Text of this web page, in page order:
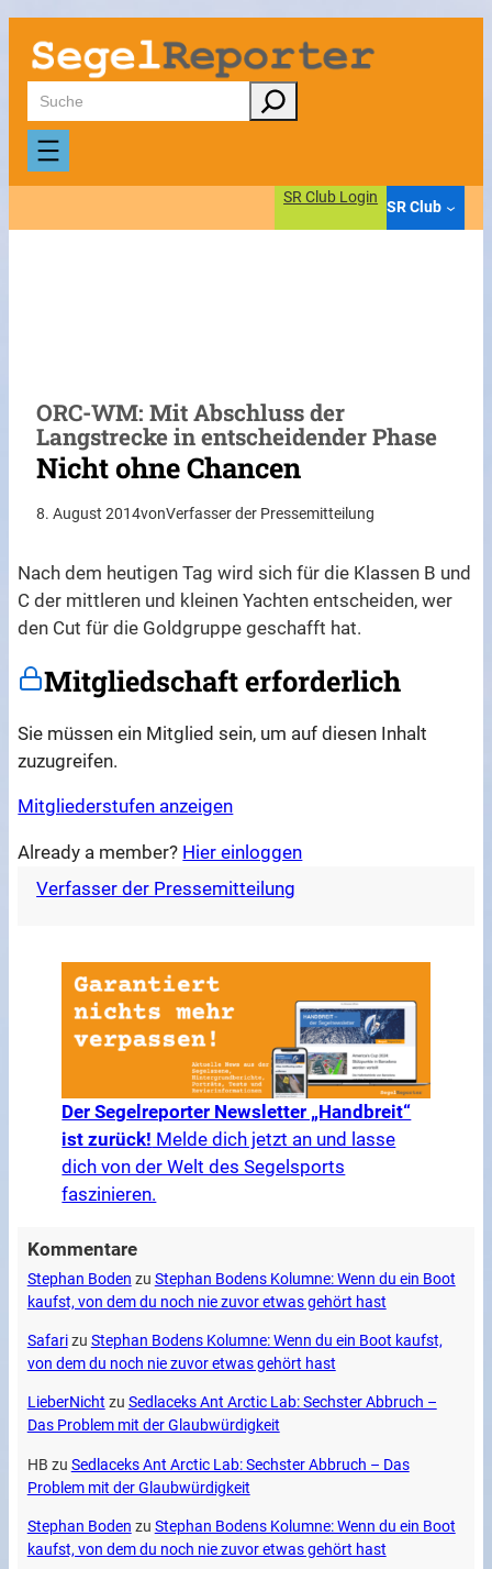
Zum
Inhalt
springen
Suchen
SR Club Login
SR Club
ORC-WM: Mit Abschluss der
Langstrecke in entscheidender Phase
Nicht ohne Chancen
8. August 2014vonVerfasser der Pressemitteilung
Nach dem heutigen Tag wird sich für die Klassen B und
C der mittleren und kleinen Yachten entscheiden, wer
den Cut für die Goldgruppe geschafft hat.
Mitgliedschaft erforderlich
Sie müssen ein Mitglied sein, um auf diesen Inhalt
zuzugreifen.
Mitgliederstufen anzeigen
Already a member? Hier einloggen
Verfasser der Pressemitteilung
Der Segelreporter Newsletter „Handbreit“
ist zurück! Melde dich jetzt an und lasse
dich von der Welt des Segelsports
faszinieren.
Kommentare
Stephan Boden zu Stephan Bodens Kolumne: Wenn du ein Boot
kaufst, von dem du noch nie zuvor etwas gehört hast
Safarizu Stephan Bodens Kolumne: Wenn du ein Boot kaufst,
von dem du noch nie zuvor etwas gehört hast
LieberNicht zu Sedlaceks Ant Arctic Lab: Sechster Abbruch –
Das Problem mit der Glaubwürdigkeit
HB zu Sedlaceks Ant Arctic Lab: Sechster Abbruch – Das
Problem mit der Glaubwürdigkeit
Stephan Boden zu Stephan Bodens Kolumne: Wenn du ein Boot
kaufst, von dem du noch nie zuvor etwas gehört hast